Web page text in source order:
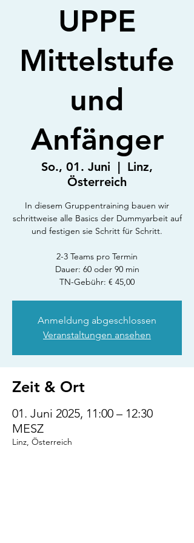
UPPE
Mittelstufe
und
Anfänger
So., 01. Juni
  |
Linz,
Österreich
In diesem Gruppentraining bauen wir
schrittweise alle Basics der Dummyarbeit auf
und festigen sie Schritt für Schritt.
2-3 Teams pro Termin
Dauer: 60 oder 90 min
TN-Gebühr: € 45,00
Anmeldung abgeschlossen
Veranstaltungen ansehen
Zeit & Ort
01. Juni 2025, 11:00 – 12:30
MESZ
Linz, Österreich